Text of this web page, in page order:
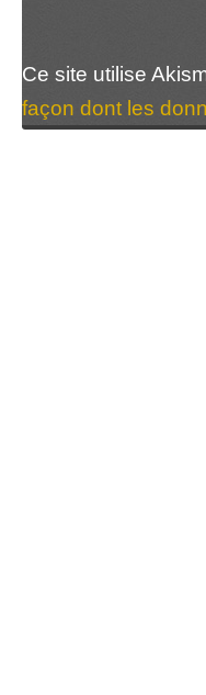
Ce site utilise
façon dont les